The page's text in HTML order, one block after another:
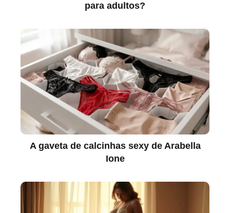
para adultos?
A gaveta de calcinhas sexy de Arabella
Ione